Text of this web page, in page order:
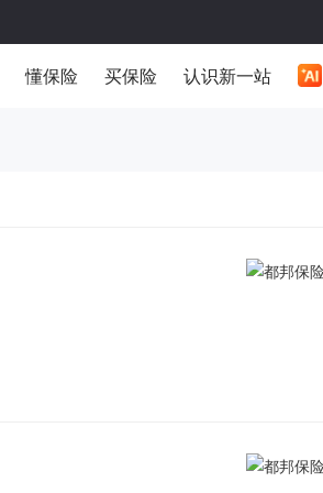
懂保险 买保险 认识新一站